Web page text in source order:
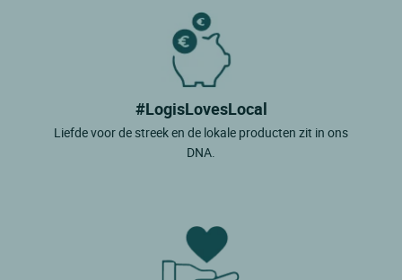
#LogisLovesLocal
Liefde voor de streek en de lokale producten zit in ons
DNA.